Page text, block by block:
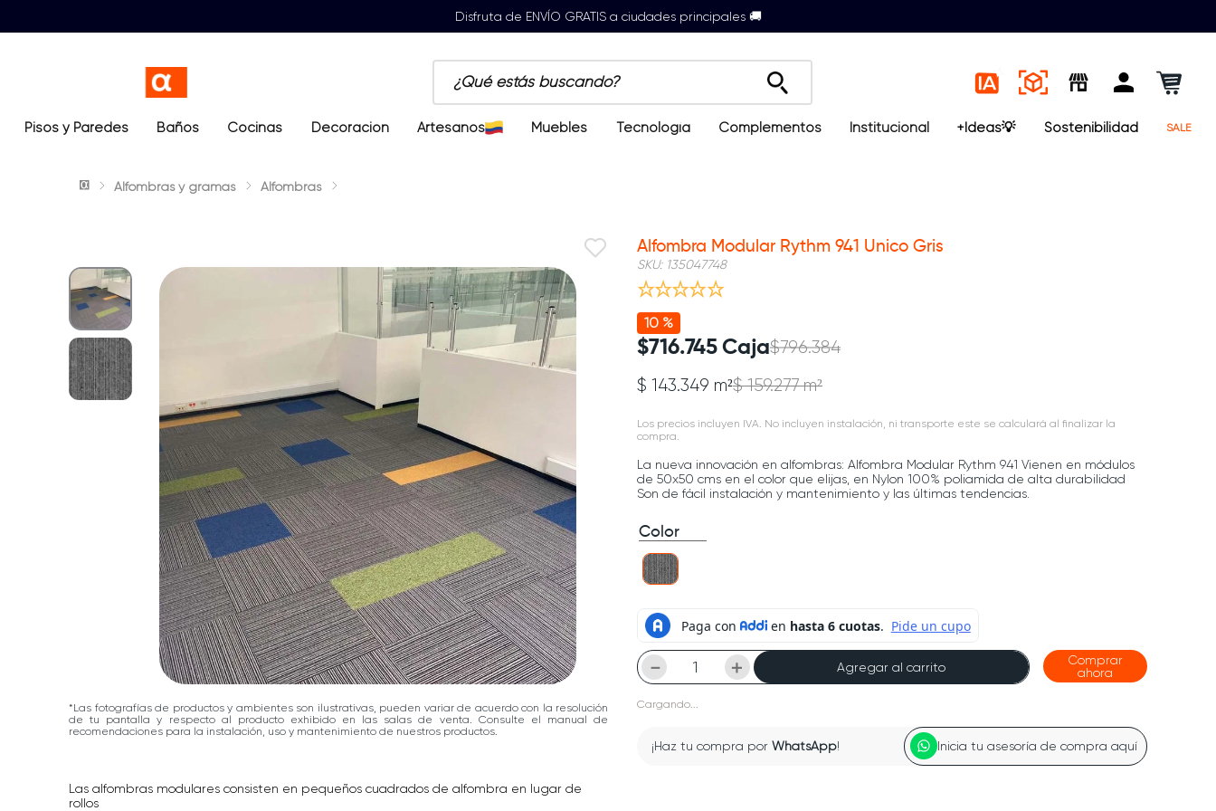
Disfruta de ENVÍO GRATIS a ciudades principales 🚚
¿Qué estás buscando?
Términos más buscados
2. sanitario
Pisos y Paredes Baños Cocinas Decoración Artesanos Muebles Tecnología Complementos Institucional +Ideas💡 Sostenibilidad SALE
Alfombras y gramas Alfombras
*Las fotografías de productos y ambientes son ilustrativas, pueden variar de acuerdo con la resolución
de tu pantalla y respecto al producto exhibido en las salas de venta. Consulte el manual de
recomendaciones para la instalación, uso y mantenimiento de nuestros productos.
Las alfombras modulares consisten en pequeños cuadrados de alfombra en lugar de
rollos
Alfombra Modular Rythm 941 Unico Gris
SKU: 135047748
10 %
$716.745 Caja$796.384
$ 143.349 m²$ 159.277 m²
Los precios incluyen IVA. No incluyen instalación, ni transporte este se calculará al finalizar la
compra.
La nueva innovación en alfombras: Alfombra Modular Rythm 941 Vienen en módulos
de 50x50 cms en el color que elijas, en Nylon 100% poliamida de alta durabilidad
Son de fácil instalación y mantenimiento y las últimas tendencias.
Color
＋
－ Agregar al carrito
Cargando...
Comprar
ahora
¡Haz tu compra por WhatsApp! Inicia tu asesoría de compra aquí